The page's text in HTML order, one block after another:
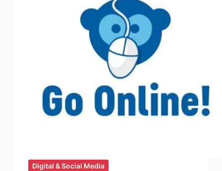
Digital & Social Media